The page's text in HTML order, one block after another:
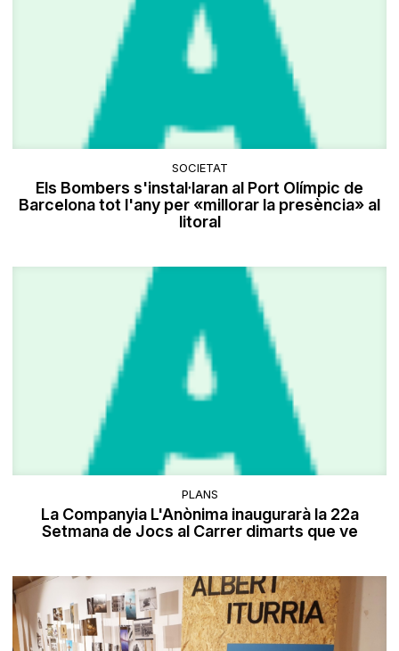
SOCIETAT
Els Bombers s'instal·laran al Port Olímpic de
Barcelona tot l'any per «millorar la presència» al
litoral
PLANS
La Companyia L'Anònima inaugurarà la 22a
Setmana de Jocs al Carrer dimarts que ve